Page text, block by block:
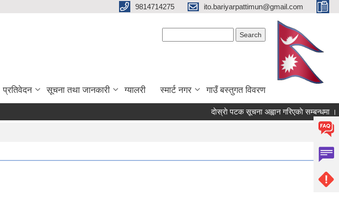
9814714275 ito.bariyarpattimun@gmail.com
प्रतिवेदन सूचना तथा जानकारी ग्यालरी स्मार्ट नगर गाउँ बस्तुगत विवरण
दाेस्राे पटक सूचना अह्वान गरिएकाे सम्बन्धमा ।